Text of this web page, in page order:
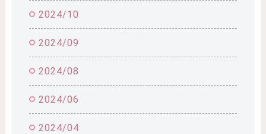
2024/10
2024/09
2024/08
2024/06
2024/04